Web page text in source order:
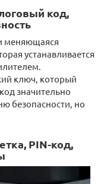
код,
меняющаяся
устанавливается
ключ, который
значительно
безопасности, но
PIN-код,